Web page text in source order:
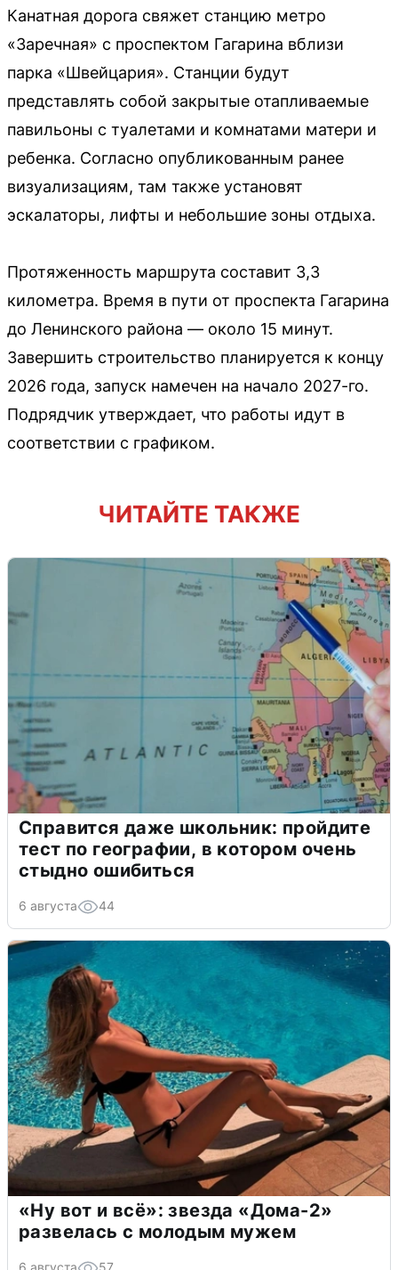
Канатная дорога свяжет станцию метро
«Заречная» с проспектом Гагарина вблизи
парка «Швейцария». Станции будут
представлять собой закрытые отапливаемые
павильоны с туалетами и комнатами матери и
ребенка. Согласно опубликованным ранее
визуализациям, там также установят
эскалаторы, лифты и небольшие зоны отдыха.
Протяженность маршрута составит 3,3
километра. Время в пути от проспекта Гагарина
до Ленинского района — около 15 минут.
Завершить строительство планируется к концу
2026 года, запуск намечен на начало 2027-го.
Подрядчик утверждает, что работы идут в
соответствии с графиком.
ЧИТАЙТЕ ТАКЖЕ
Справится даже школьник: пройдите
тест по географии, в котором очень
стыдно ошибиться
6 августа 44
«Ну вот и всё»: звезда «Дома-2»
развелась с молодым мужем
6 августа 57